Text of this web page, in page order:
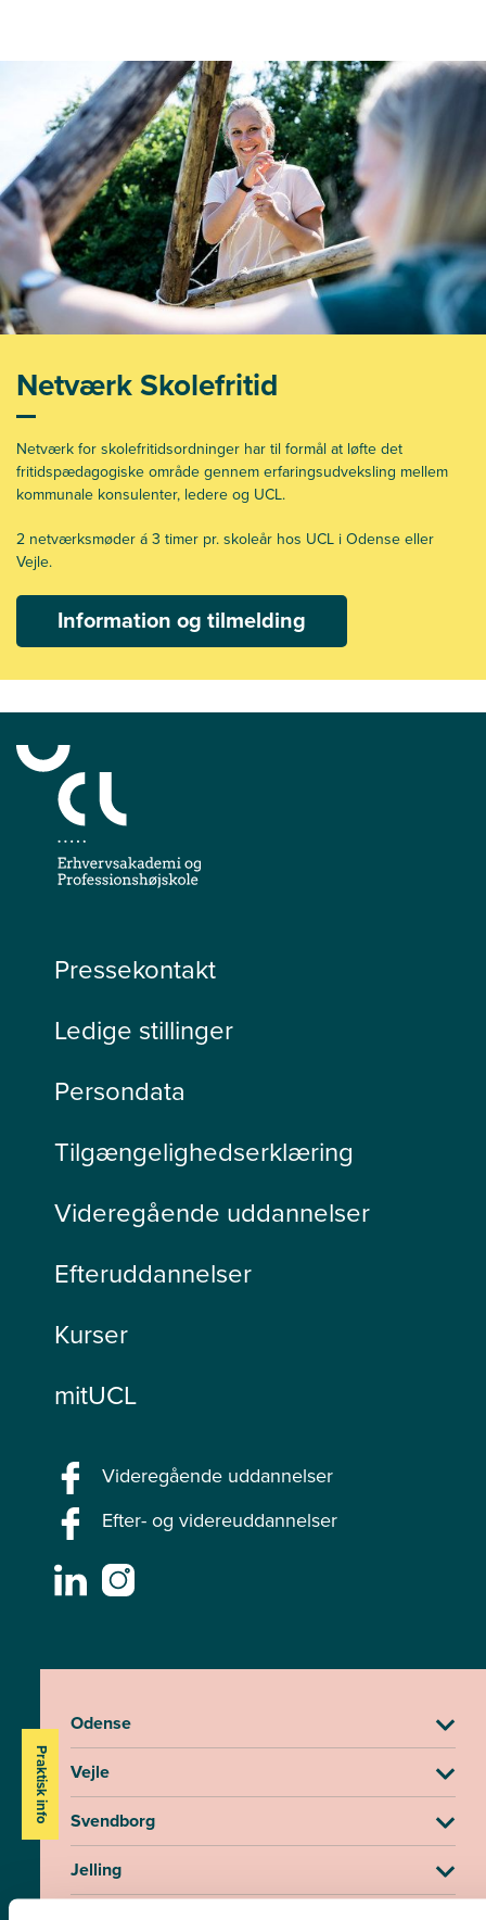
Netværk Skolefritid
Netværk for skolefritidsordninger har til formål at løfte det
fritidspædagogiske område gennem erfaringsudveksling mellem
kommunale konsulenter, ledere og UCL.
2 netværksmøder á 3 timer pr. skoleår hos UCL i Odense eller
Vejle.
Information og tilmelding
Pressekontakt
Ledige stillinger
Persondata
Tilgængelighedserklæring
Videregående uddannelser
Efteruddannelser
Kurser
mitUCL
Videregående uddannelser
Efter- og videreuddannelser
Praktisk info
Odense
Vejle
Svendborg
Jelling